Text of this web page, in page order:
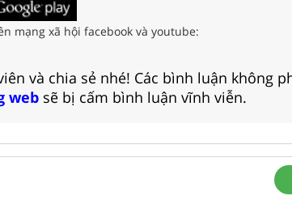
mạng xã hội facebook và youtube:
và chia sẻ nhé! Các bình luận không
web sẽ bị cấm bình luận vĩnh viễn.